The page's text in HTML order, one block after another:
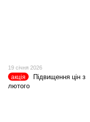
19 січня 2026
акція
Підвищення цін з
лютого